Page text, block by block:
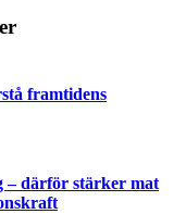
framtidens
– därför stärker mat